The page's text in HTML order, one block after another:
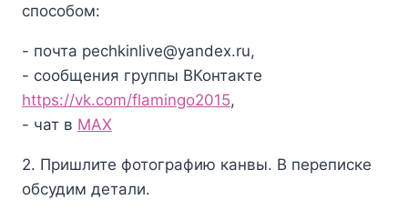
способом:
- почта pechkinlive@yandex.ru,
- сообщения группы ВКонтакте
https://vk.com/flamingo2015,
- чат в MAX
2. Пришлите фотографию канвы. В переписке
обсудим детали.